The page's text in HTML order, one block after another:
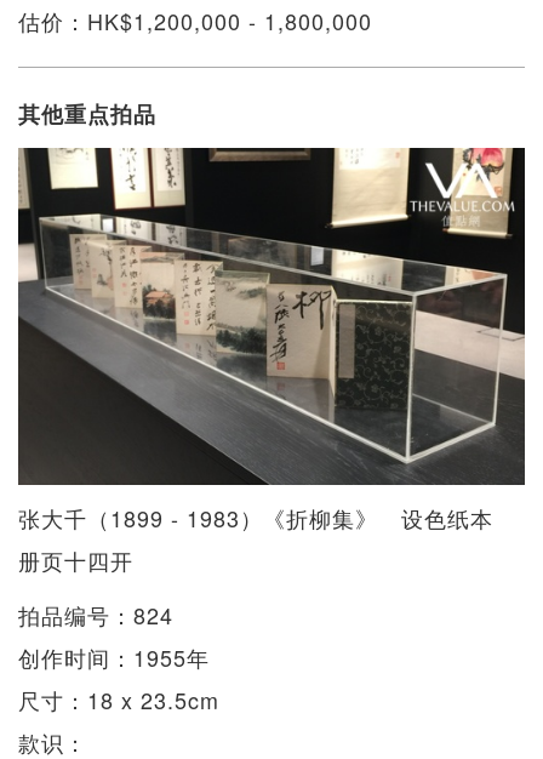
估价：HK$1,200,000 - 1,800,000
其他重点拍品
张大千（1899 - 1983）《折柳集》 设色纸本
册页十四开
拍品编号：824
创作时间：1955年
尺寸：18 x 23.5cm
款识：